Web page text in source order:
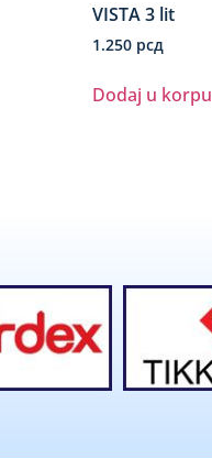
VISTA 3 lit
1.250 рсд
Dodaj u korpu